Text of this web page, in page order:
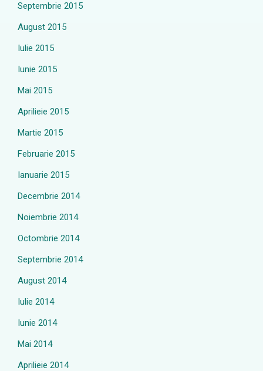
Septembrie 2015
August 2015
Iulie 2015
Iunie 2015
Mai 2015
Aprilieie 2015
Martie 2015
Februarie 2015
Ianuarie 2015
Decembrie 2014
Noiembrie 2014
Octombrie 2014
Septembrie 2014
August 2014
Iulie 2014
Iunie 2014
Mai 2014
Aprilieie 2014